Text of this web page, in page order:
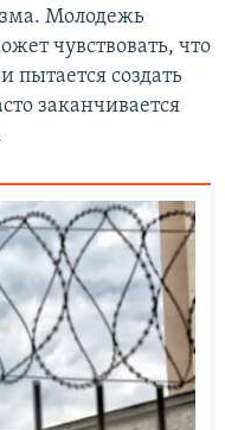
Молодежь
чувствовать, что
пытается создать
заканчивается